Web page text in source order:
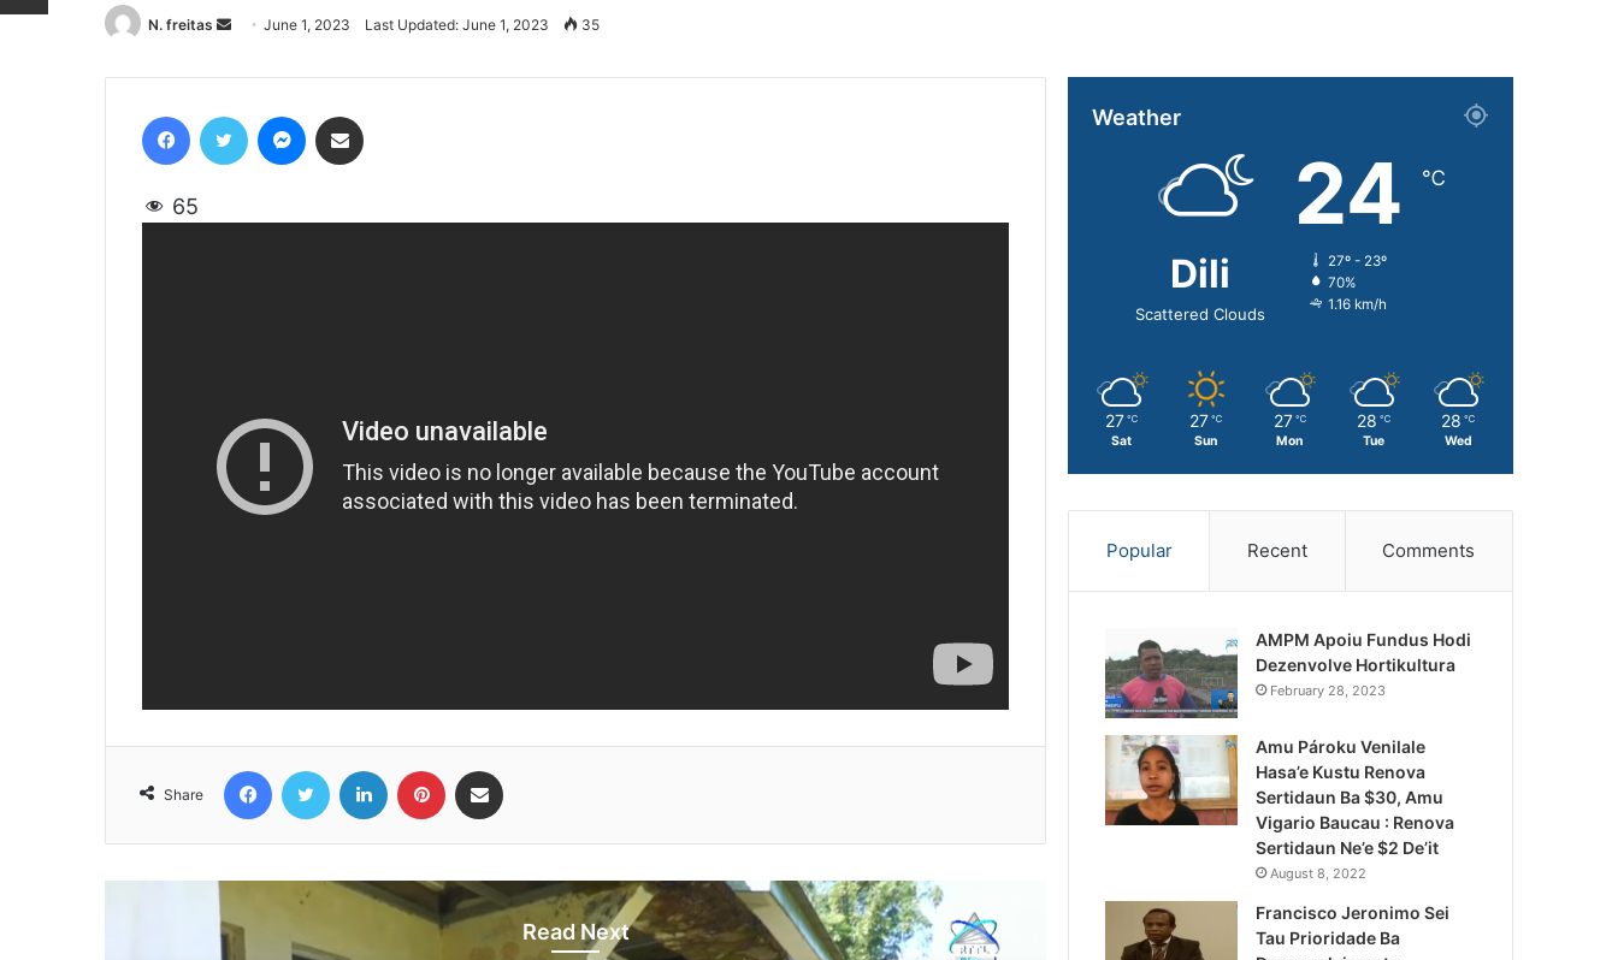
N. freitas
Send
email
June 1, 2023 Last Updated: June 1, 2023 35
65
Share
Read Next
Weather
Dili
Scattered Clouds
24 ℃
27º - 23º
70%
1.16 km/h
27 ℃
Sat
27 ℃
Sun
27 ℃
Mon
28 ℃
Tue
28 ℃
Wed
Popular Recent Comments
AMPM Apoiu Fundus Hodi
Dezenvolve Hortikultura
February 28, 2023
Amu Pároku Venilale
Hasa’e Kustu Renova
Sertidaun Ba $30, Amu
Vigario Baucau : Renova
Sertidaun Ne’e $2 De’it
August 8, 2022
Francisco Jeronimo Sei
Tau Prioridade Ba